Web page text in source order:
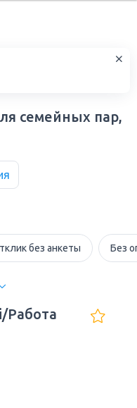
семейных пар,
без анкеты Без
Работа